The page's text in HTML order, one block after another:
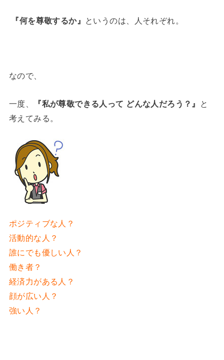
『何を尊敬するか』 というのは、人それぞれ。
なので、
一度、 『私が尊敬できる人って どんな人だろう？』
と
考えてみる。
ポジティブな人？
活動的な人？
誰にでも優しい人？
働き者？
経済力がある人？
顔が広い人？
強い人？